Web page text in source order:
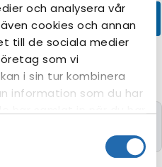
och analysera vår
cookies och annan
till de sociala medier
som vi
i sin tur kombinera
information som du har
att förändra